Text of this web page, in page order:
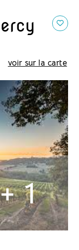
voir sur la carte
+ 1